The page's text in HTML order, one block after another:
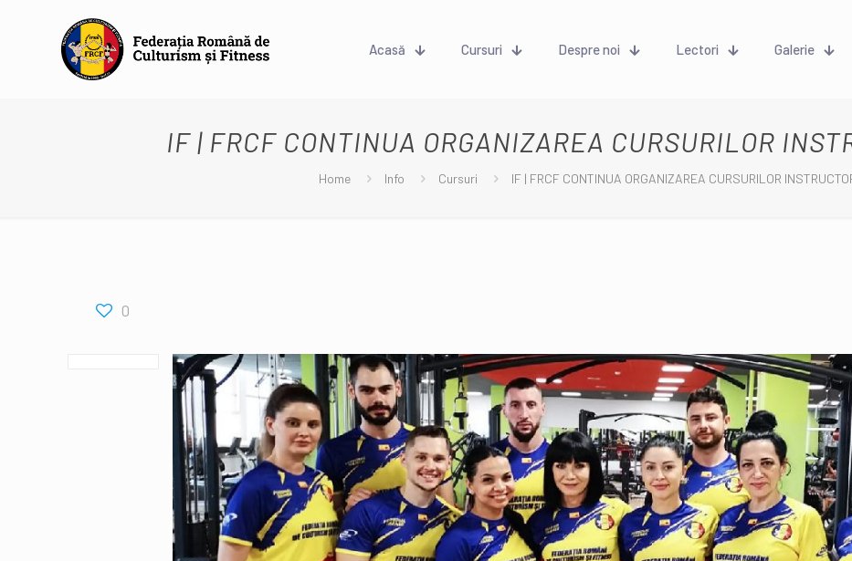
Acasă Cursuri Despre noi Lectori Galerie
IF | FRCF CONTINUA ORGANIZAREA CURSURILOR
Home Info Cursuri IF | FRCF CONTINUA ORGANIZAREA CURSURILOR
0